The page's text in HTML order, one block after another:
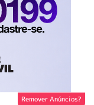
Remover Anúncios?